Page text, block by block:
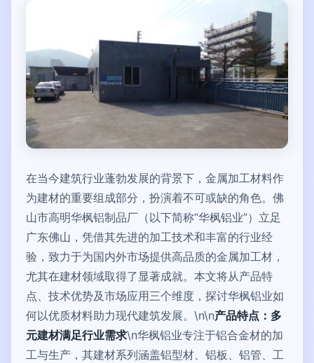
在当今建筑行业蓬勃发展的背景下，金属加工材料作
为建材的重要组成部分，扮演着不可或缺的角色。佛
山市高明华枫铝制品厂（以下简称“华枫铝业”）立足
广东佛山，凭借其先进的加工技术和丰富的行业经
验，致力于为国内外市场提供高品质的金属加工材，
尤其在建材领域取得了显著成就。本文将从产品特
点、技术优势及市场应用三个维度，探讨华枫铝业如
何以优质材料助力现代建筑发展。\n\n产品特点：多
元建材满足行业需求\n华枫铝业专注于铝合金材的加
工与生产，其建材系列涵盖铝型材、铝板、铝管、工